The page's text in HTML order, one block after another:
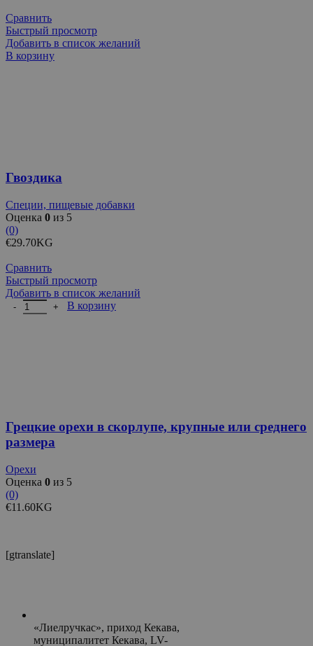
Сравнить
Быстрый просмотр
Добавить в список желаний
В корзину
Гвоздика
Специи, пищевые добавки
Оценка 0 из 5
(0)
€29.70KG
Сравнить
Быстрый просмотр
Добавить в список желаний
Количество товара Грецкие орехи в скорлупе, крупные или
В корзину
Грецкие орехи в скорлупе, крупные или среднего
размера
Орехи
Оценка 0 из 5
(0)
€11.60KG
[gtranslate]
«Лиелручкас», приход Кекава,
муниципалитет Кекава, LV-